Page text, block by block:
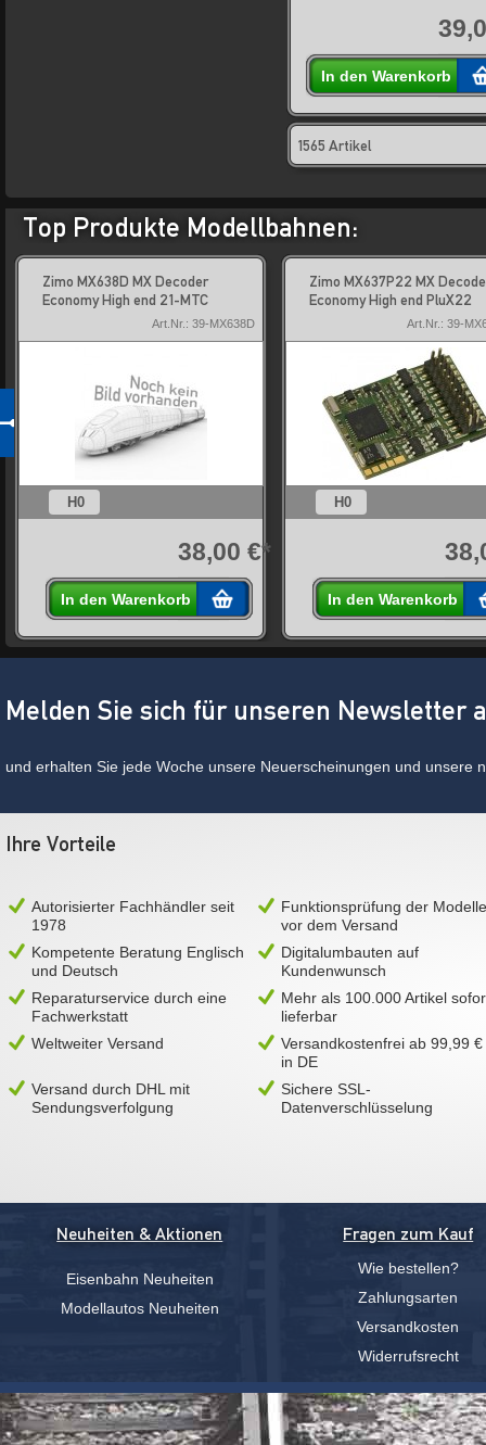
In den Warenkorb
1565 Artikel
Top Produkte Modellbahnen:
Zimo MX638D MX Decoder
Economy High end 21-MTC
Art.Nr.: 39-MX638D
H0
38,00 €*
In den Warenkorb
Zimo MX637P22 MX
Economy High end PluX22
Art.Nr.: 39-
H0
In den Warenkorb
Melden Sie sich für unseren Newsletter
und erhalten Sie jede Woche unsere Neuerscheinungen und unsere
Ihre Vorteile
Autorisierter Fachhändler seit
1978
Funktionsprüfung der Modelle
vor dem Versand
Kompetente Beratung Englisch
und Deutsch
Digitalumbauten auf
Kundenwunsch
Reparaturservice durch eine
Fachwerkstatt
Mehr als 100.000 Artikel
lieferbar
Weltweiter Versand
Versandkostenfrei ab 99,99 €
in DE
Versand durch DHL mit
Sendungsverfolgung
Sichere SSL-
Datenverschlüsselung
Neuheiten & Aktionen
Eisenbahn Neuheiten
Modellautos Neuheiten
Fragen zum Kauf
Wie bestellen?
Zahlungsarten
Versandkosten
Widerrufsrecht